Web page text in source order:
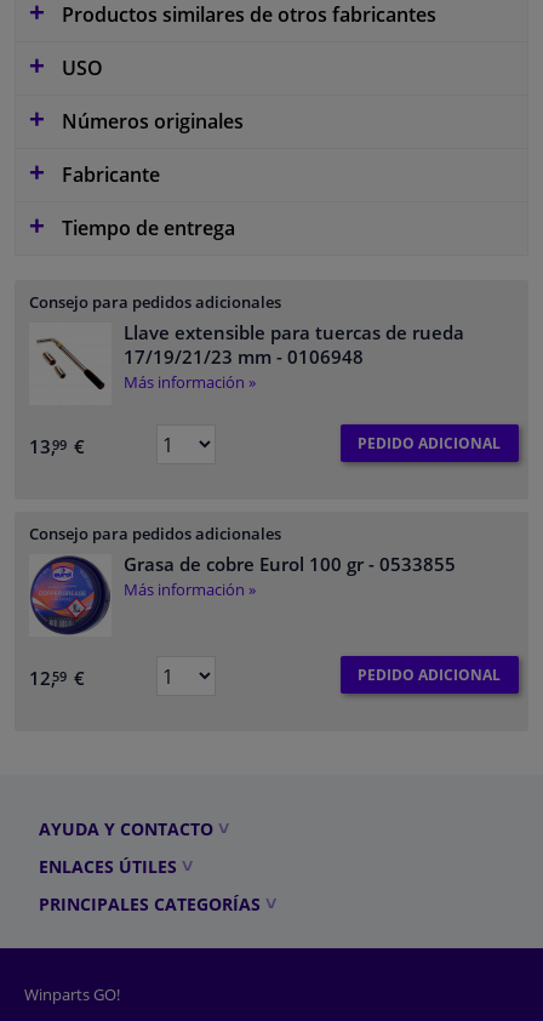
Productos similares de otros fabricantes
USO
Números originales
Fabricante
Tiempo de entrega
Consejo para pedidos adicionales
Llave extensible para tuercas de rueda
17/19/21/23 mm - 0106948
Más información »
13,99 € PEDIDO ADICIONAL
Consejo para pedidos adicionales
Grasa de cobre Eurol 100 gr - 0533855
Más información »
12,59 € PEDIDO ADICIONAL
AYUDA Y CONTACTO
ENLACES ÚTILES
PRINCIPALES CATEGORÍAS
Winparts GO!